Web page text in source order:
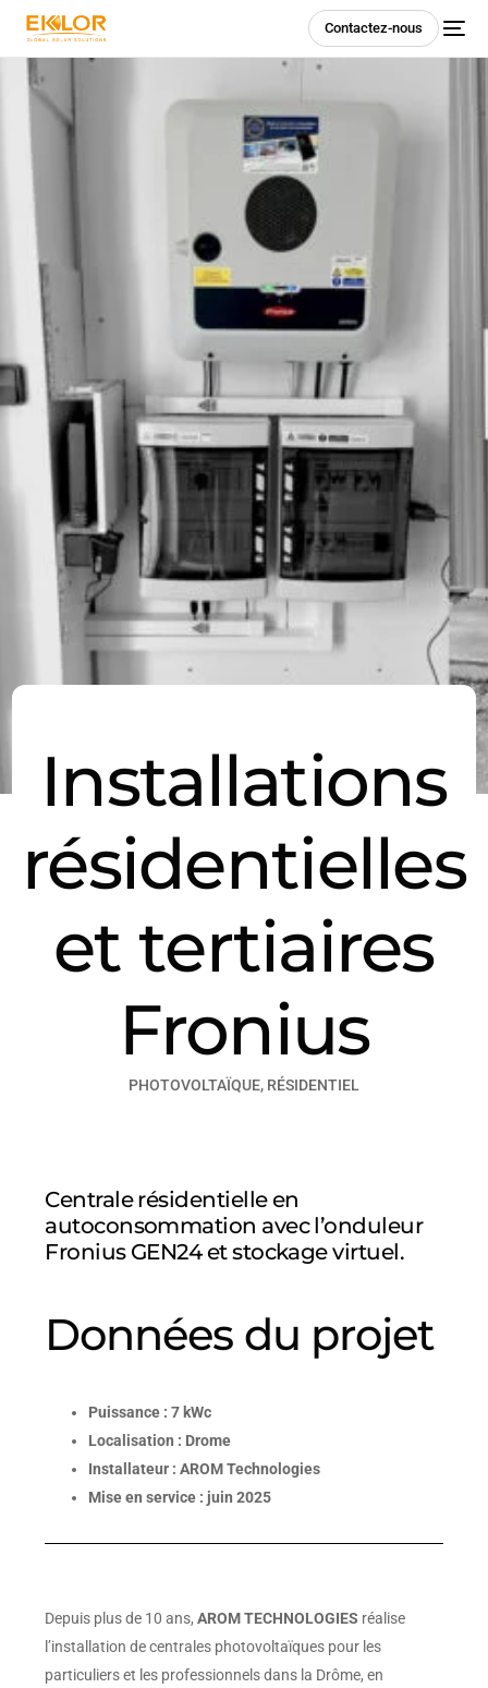
Contactez-nous
Installations
résidentielles
et tertiaires
Fronius
PHOTOVOLTAÏQUE, RÉSIDENTIEL
Centrale résidentielle en
autoconsommation avec l’onduleur
Fronius GEN24 et stockage virtuel.
Données du projet
Puissance : 7 kWc
Localisation : Drome
Installateur : AROM Technologies
Mise en service : juin 2025
Depuis plus de 10 ans,AROM TECHNOLOGIES réalise
l’installation de centrales photovoltaïques pour les
particuliers et les professionnels dans la Drôme, en